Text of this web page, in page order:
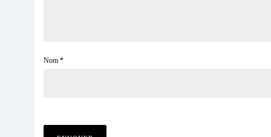
Nom *